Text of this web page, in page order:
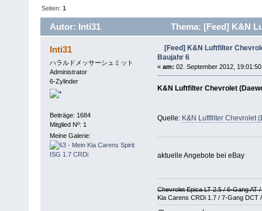
Seiten:1
Autor: Inti31
Thema: [Feed] K&N
mal)
Inti31
ハラルドメッサーシュミット
Administrator
6-Zylinder
Beiträge: 1684
Mitglied Nº: 1
Meine Galerie:
[Feed] K&N Luftfilter
Baujahr 6
« am: 02. September 2012,
K&N Luftfilter Chevrolet
Quelle: K&N Luftfilter Chevrolet
aktuelle Angebote bei eBay
Chevrolet Epica LT 2.5 / 6-Gang AT
Kia Carens CRDi 1.7 / 7-Gang DCT